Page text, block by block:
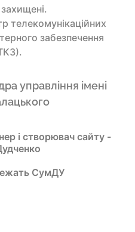
телекомунікаційних
забезпечення
управління імені
і створювач сайту -
СумДУ